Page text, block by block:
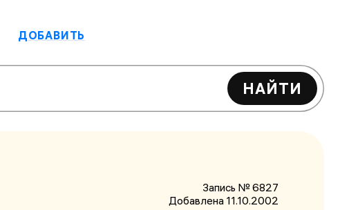
ДОБАВИТЬ
НАЙТИ
Запись № 6827
Добавлена 11.10.2002